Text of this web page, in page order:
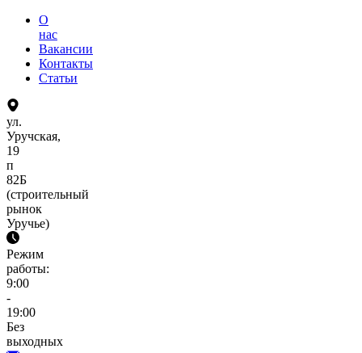
О
нас
Вакансии
Контакты
Статьи
ул.
Уручская,
19
п
82Б
(строительный
рынок
Уручье)
Режим
работы:
9:00
-
19:00
Без
выходных